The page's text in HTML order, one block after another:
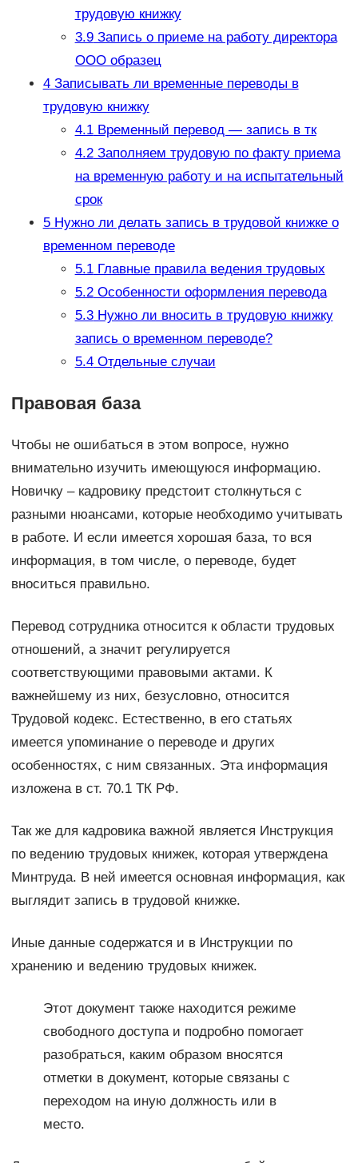
трудовую книжку
3.9Запись о приеме на работу директора
ООО образец
4Записывать ли временные переводы в
трудовую книжку
4.1Временный перевод — запись в тк
4.2Заполняем трудовую по факту приема
на временную работу и на испытательный
срок
5Нужно ли делать запись в трудовой книжке о
временном переводе
5.1Главные правила ведения трудовых
5.2Особенности оформления перевода
5.3Нужно ли вносить в трудовую книжку
запись о временном переводе?
5.4Отдельные случаи
Правовая база
Чтобы не ошибаться в этом вопросе, нужно
внимательно изучить имеющуюся информацию.
Новичку – кадровику предстоит столкнуться с
разными нюансами, которые необходимо учитывать
в работе. И если имеется хорошая база, то вся
информация, в том числе, о переводе, будет
вноситься правильно.
Перевод сотрудника относится к области трудовых
отношений, а значит регулируется
соответствующими правовыми актами. К
важнейшему из них, безусловно, относится
Трудовой кодекс. Естественно, в его статьях
имеется упоминание о переводе и других
особенностях, с ним связанных. Эта информация
изложена в ст. 70.1 ТК РФ.
Так же для кадровика важной является Инструкция
по ведению трудовых книжек, которая утверждена
Минтруда. В ней имеется основная информация, как
выглядит запись в трудовой книжке.
Иные данные содержатся и в Инструкции по
хранению и ведению трудовых книжек.
Этот документ также находится режиме
свободного доступа и подробно помогает
разобраться, каким образом вносятся
отметки в документ, которые связаны с
переходом на иную должность или в
место.